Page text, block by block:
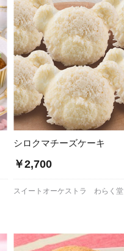
シロクマチーズケーキ
￥2,700
スイートオーケストラ わらく堂